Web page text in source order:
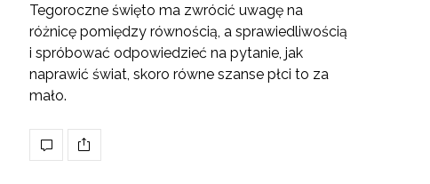
Tegoroczne święto ma zwrócić uwagę na
różnicę pomiędzy równością, a sprawiedliwością
i spróbować odpowiedzieć na pytanie, jak
naprawić świat, skoro równe szanse płci to za
mało.